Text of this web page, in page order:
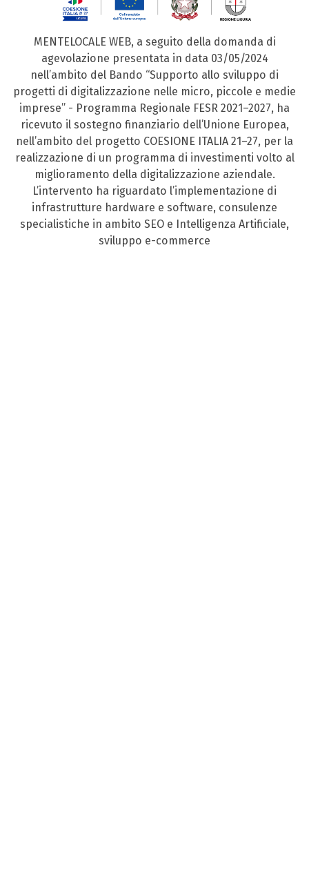
MENTELOCALE WEB, a seguito della domanda di
agevolazione presentata in data 03/05/2024
nell’ambito del Bando “Supporto allo sviluppo di
progetti di digitalizzazione nelle micro, piccole e medie
imprese” - Programma Regionale FESR 2021–2027, ha
ricevuto il sostegno finanziario dell’Unione Europea,
nell’ambito del progetto COESIONE ITALIA 21–27, per la
realizzazione di un programma di investimenti volto al
miglioramento della digitalizzazione aziendale.
L’intervento ha riguardato l’implementazione di
infrastrutture hardware e software, consulenze
specialistiche in ambito SEO e Intelligenza Artificiale,
sviluppo e-commerce